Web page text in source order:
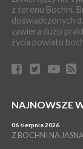
zabrał dziecko
PIELGRZYMKA 2026
04 sierpnia 2026
[ZDJĘCIA]
BRZESKO.
WYDARZENIA
z terenu Bochni,
doświadczonych
zawiera dużo
życia powiatu
NAJNOWSZE
06 sierpnia 2026
Z BOCHNI NA